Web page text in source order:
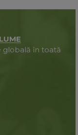
globală în toată